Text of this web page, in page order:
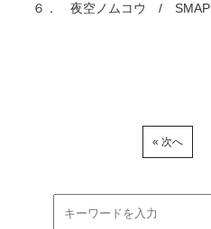
６． 夜空ノムコウ / SMAP
« 次へ